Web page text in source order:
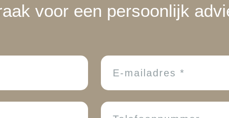
voor een persoonlijk
Email
Telefoonnummer